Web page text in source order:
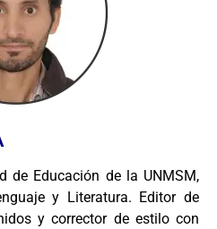
de Educación de la UNMSM,
y Literatura. Editor de
y corrector de estilo con